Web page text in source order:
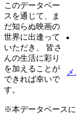
このデータベー
スを通じて、ま
だ知らぬ映画の
世界に出逢って
いただき、 皆さ
んの生活に彩り
を加えることが
できれば幸いで
す。
※本データベース